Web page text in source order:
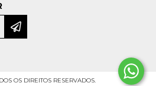
OS DIREITOS RESERVADOS.